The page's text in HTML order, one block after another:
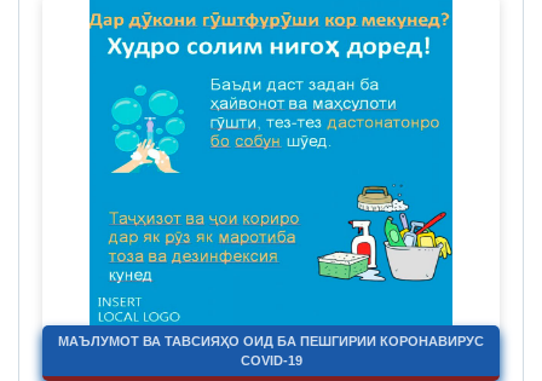
МАЪЛУМОТ ВА ТАВСИЯҲО ОИД БА ПЕШГИРИИ КОРОНАВИРУС
COVID-19